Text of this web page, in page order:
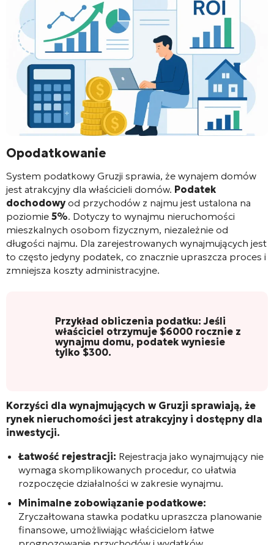
Opodatkowanie
System podatkowy Gruzji sprawia, że wynajem domów
jest atrakcyjny dla właścicieli domów. Podatek
dochodowy od przychodów z najmu jest ustalona na
poziomie 5%. Dotyczy to wynajmu nieruchomości
mieszkalnych osobom fizycznym, niezależnie od
długości najmu. Dla zarejestrowanych wynajmujących jest
to często jedyny podatek, co znacznie upraszcza proces i
zmniejsza koszty administracyjne.
Przykład obliczenia podatku:Jeśli
właściciel otrzymuje $6000 rocznie z
wynajmu domu, podatek wyniesie
tylko $300.
Korzyści dla wynajmujących w Gruzji sprawiają, że
rynek nieruchomości jest atrakcyjny i dostępny dla
inwestycji.
Łatwość rejestracji: Rejestracja jako wynajmujący nie
wymaga skomplikowanych procedur, co ułatwia
rozpoczęcie działalności w zakresie wynajmu.
Minimalne zobowiązanie podatkowe:
Zryczałtowana stawka podatku upraszcza planowanie
finansowe, umożliwiając właścicielom łatwe